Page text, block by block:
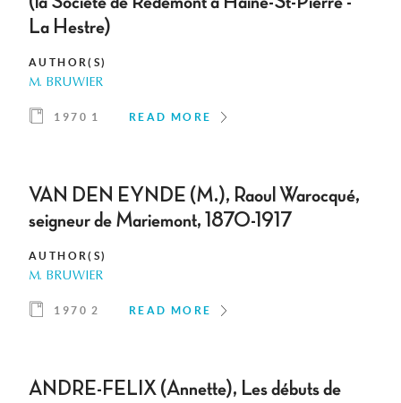
La Hestre)
AUTHOR(S)
M. BRUWIER
1970 1 READ MORE
VAN DEN EYNDE (M.), Raoul Warocqué,
seigneur de Mariemont, 1870-1917
AUTHOR(S)
M. BRUWIER
1970 2 READ MORE
ANDRE-FELIX (Annette), Les débuts de